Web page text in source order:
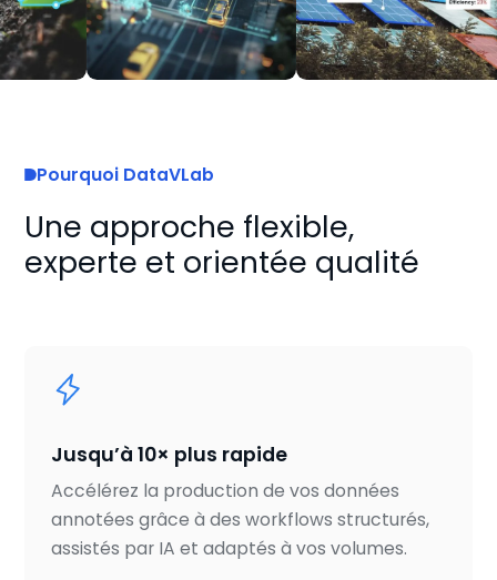
Pourquoi DataVLab
Une approche flexible,
experte et orientée qualité
Jusqu’à 10× plus rapide
Accélérez la production de vos données
annotées grâce à des workflows structurés,
assistés par IA et adaptés à vos volumes.